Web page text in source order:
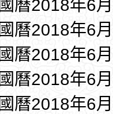
國曆2018年6
國曆2018年6
國曆2018年6
國曆2018年6
國曆2018年6